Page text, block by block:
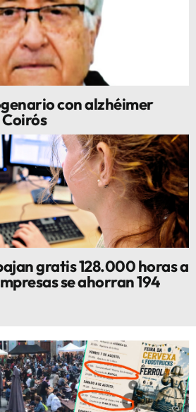
con alzhéimer
gratis 128.000 horas a
se ahorran 194